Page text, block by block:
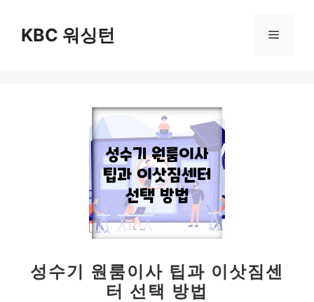
KBC 워싱턴 메
성수기 원룸이사 팁과 이삿짐센
터 선택 방법